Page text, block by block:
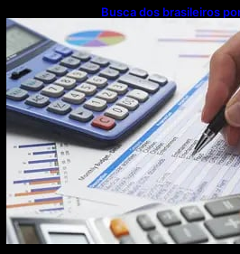
Busca dos brasileiros
Mato Grosso lidera